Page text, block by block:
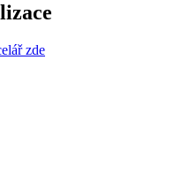
zde